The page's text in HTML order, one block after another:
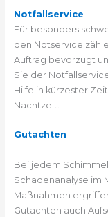
Notfallservice
Für besonders
den Notservice
Auftrag bevorzugt
Sie der
Hilfe in kürzester
Nachtzeit.
Gutachten
Bei jedem
Schadenanalyse im
Maßnahmen
Gutachten auch